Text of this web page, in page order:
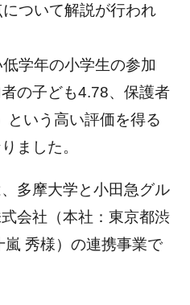
ついて解説が行われ
学年の小学生の参加
の子ども4.78、保護者
という高い評価を得る
ました。
多摩大学と小田急グル
会社（本社：東京都渋
秀様）の連携事業で